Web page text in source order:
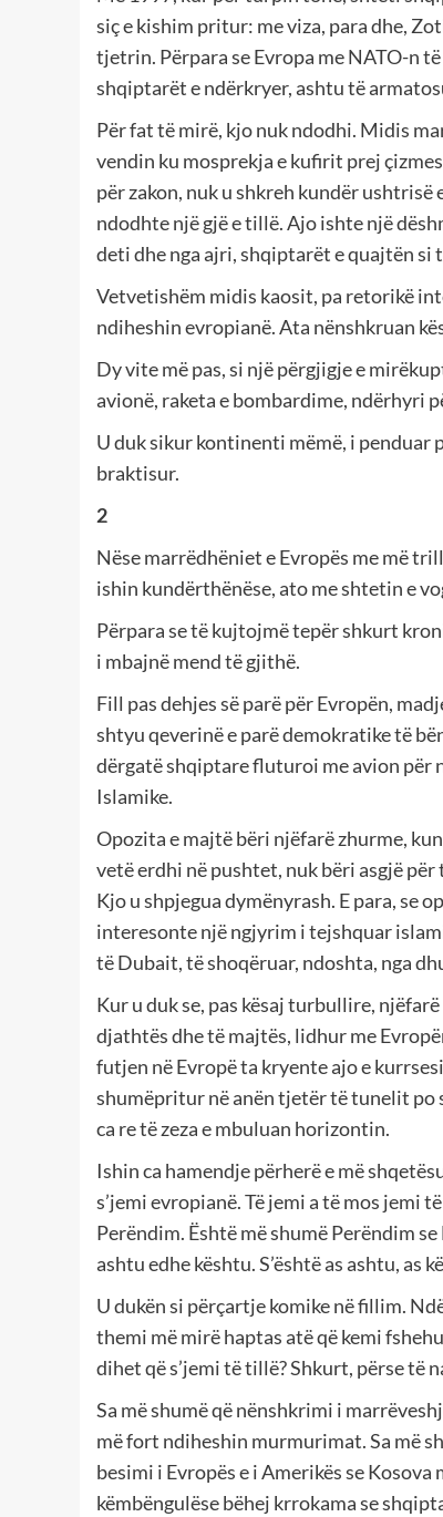
siç e kishim pritur: me viza, para dhe,
tjetrin. Përpara se Evropa me NATO-n
shqiptarët e ndërkryer, ashtu të
Për fat të mirë, kjo nuk ndodhi. Midis
vendin ku mosprekja e kufirit prej
për zakon, nuk u shkreh kundër
ndodhte një gjë e tillë. Ajo ishte një
deti dhe nga ajri, shqiptarët e quajtën si
Vetvetishëm midis kaosit, pa retorikë
ndiheshin evropianë. Ata nënshkruan
Dy vite më pas, si një përgjigje e
avionë, raketa e bombardime, ndërhyri
U duk sikur kontinenti mëmë, i penduar
braktisur.
2
Nëse marrëdhëniet e Evropës me më
ishin kundërthënëse, ato me shtetin e
Përpara se të kujtojmë tepër shkurt
i mbajnë mend të gjithë.
Fill pas dehjes së parë për Evropën,
shtyu qeverinë e parë demokratike të
dërgatë shqiptare fluturoi me avion për
Islamike.
Opozita e majtë bëri njëfarë zhurme,
vetë erdhi në pushtet, nuk bëri asgjë
Kjo u shpjegua dymënyrash. E para, se
interesonte një ngjyrim i tejshquar
të Dubait, të shoqëruar, ndoshta, nga
Kur u duk se, pas kësaj turbullire,
djathtës dhe të majtës, lidhur me
futjen në Evropë ta kryente ajo e
shumëpritur në anën tjetër të tunelit
ca re të zeza e mbuluan horizontin.
Ishin ca hamendje përherë e më
s’jemi evropianë. Të jemi a të mos jemi
Perëndim. Është më shumë Perëndim
ashtu edhe kështu. S’është as ashtu, as
U dukën si përçartje komike në fillim.
themi më mirë haptas atë që kemi
dihet që s’jemi të tillë? Shkurt, përse të
Sa më shumë që nënshkrimi i
mëfort ndiheshin murmurimat. Sa më
besimi i Evropës e i Amerikës se
këmbëngulëse bëhej krrokama se